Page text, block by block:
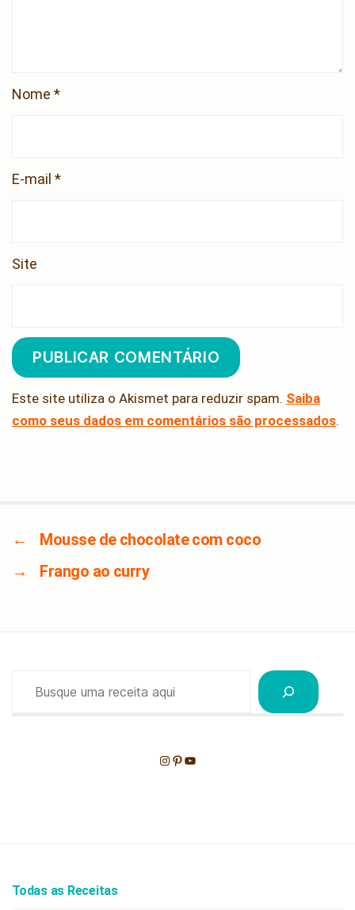
Nome *
E-mail *
Site
Este site utiliza o Akismet para reduzir spam. Saiba
como seus dados em comentários são processados.
←
Mousse de chocolate com coco
→
Frango ao curry
Instagram
Pinterest
Youtube
Todas as Receitas